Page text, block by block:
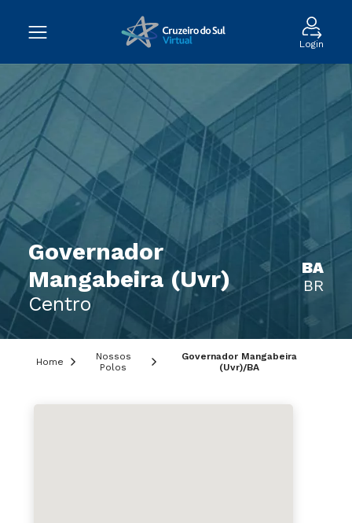
Login
Governador
Mangabeira (Uvr)
Centro
BA
BR
Home
Nossos
Polos
Governador Mangabeira
(Uvr)/BA